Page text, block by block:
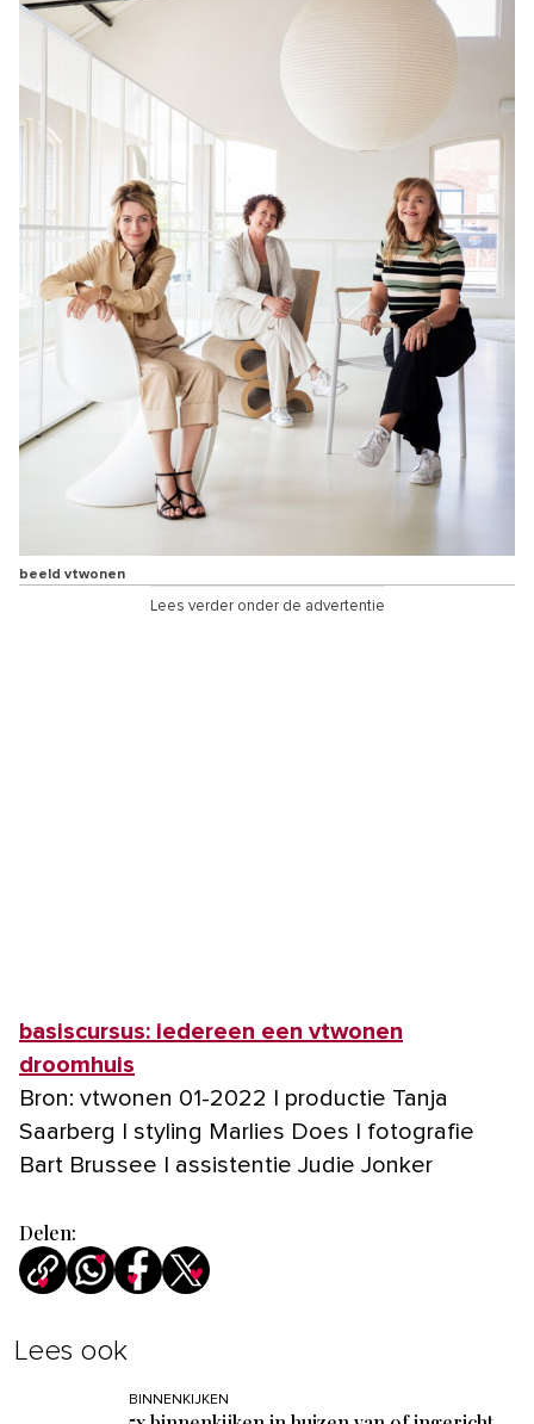
beeld vtwonen
Lees verder onder de advertentie
basiscursus: iedereen een vtwonen
droomhuis
Bron: vtwonen 01-2022 | productie Tanja
Saarberg | styling Marlies Does | fotografie
Bart Brussee | assistentie Judie Jonker
Delen:
Lees ook
BINNENKIJKEN